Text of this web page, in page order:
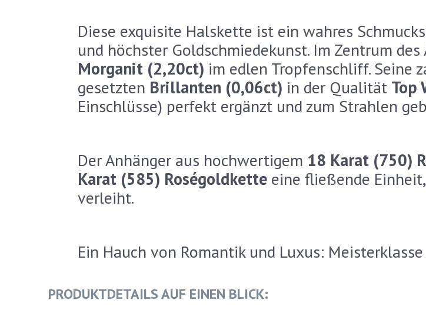
Diese exquisite Halskette ist ein wahres
und höchster Goldschmiedekunst. Im Zentrum
Morganit (2,20ct) im edlen Tropfenschliff. Seine
gesetzten Brillanten (0,06ct) in der Qualität Top
Einschlüsse) perfekt ergänzt und zum Strahlen
Der Anhänger aus hochwertigem 18 Karat (750)
Karat (585) Roségoldkette eine fließende
verleiht.
Ein Hauch von Romantik und Luxus: Meisterklasse
PRODUKTDETAILS AUF EINEN BLICK: